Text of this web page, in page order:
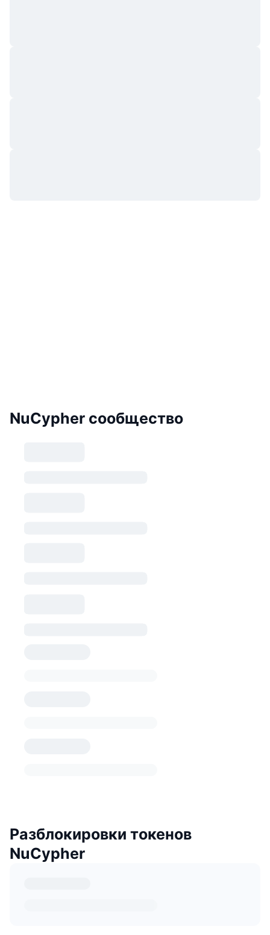
NuCypher сообщество
Разблокировки токенов
NuCypher